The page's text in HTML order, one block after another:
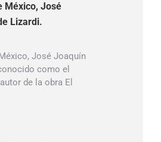
México, José
Lizardi.
José Joaquín
como el
de la obra El